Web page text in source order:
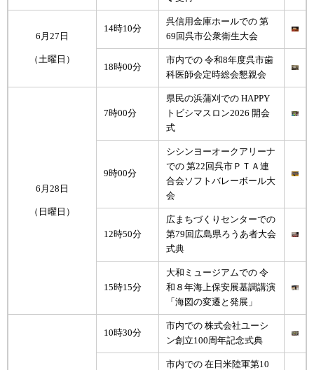
6月27日
（土曜日）
14時10分
呉信用金庫ホールでの 第
69回呉市公衆衛生大会
18時00分
市内での 令和8年度呉市歯
科医師会定時総会懇親会
6月28日
（日曜日）
7時00分
県民の浜蒲刈での HAPPY
トビシマスロン2026 開会
式
9時00分
シシンヨーオークアリーナ
での 第22回呉市ＰＴＡ連
合会ソフトバレーボール大
会
12時50分
広まちづくりセンターでの
第79回広島県ろうあ者大会
式典
15時15分
大和ミュージアムでの 令
和８年海上保安展基調講演
「海図の変遷と発展」
10時30分
市内での 株式会社ユーシ
ン創立100周年記念式典
市内での 在日米陸軍第10